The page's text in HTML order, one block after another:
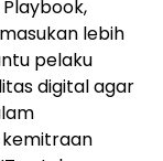
lebih
pelaku
digital agar
kemitraan